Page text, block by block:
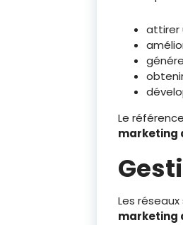
attirer
Le
marketing
Les
marketing